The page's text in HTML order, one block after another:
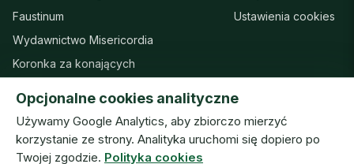
Faustinum
Wydawnictwo Misericordia
Koronka za konających
Wsparcie
Ustawienia cookies
Opcjonalne cookies analityczne
Używamy Google Analytics, aby zbiorczo mierzyć
korzystanie ze strony. Analityka uruchomi się dopiero po
Twojej zgodzie. Polityka cookies